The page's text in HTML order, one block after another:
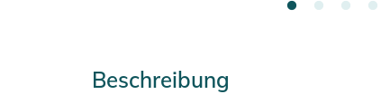
Beschreibung